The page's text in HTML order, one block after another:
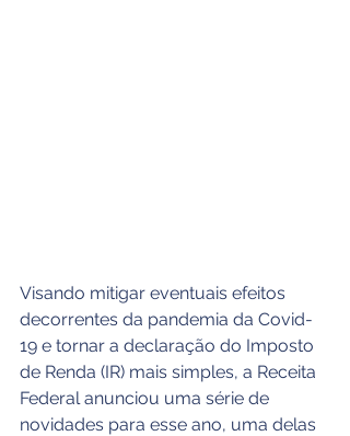
Visando mitigar eventuais efeitos
decorrentes da pandemia da Covid-
19 e tornar a declaração do Imposto
de Renda (IR) mais simples, a Receita
Federal anunciou uma série de
novidades para esse ano, uma delas